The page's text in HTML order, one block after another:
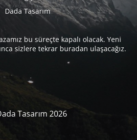
Dada Tasarım
bu süreçte kapalı olacak. Yeni
sizlere tekrar buradan ulaşacağız.
Tasarım 2026